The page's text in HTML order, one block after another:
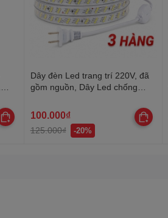
Dây đèn Led trang trí 220V, đã
gồm nguồn, Dây Led chống
trần, lễ Tết
100.000₫
125.000₫ -20%